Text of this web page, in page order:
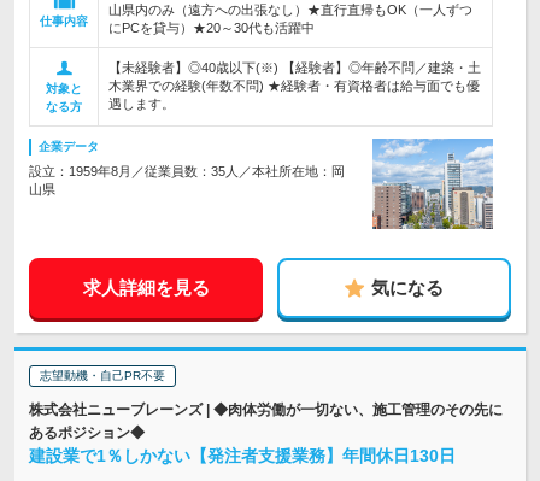
仕事内容
山県内のみ（遠方への出張なし）★直行直帰もOK（一人ずつ
にPCを貸与）★20～30代も活躍中
対象と
なる方
【未経験者】◎40歳以下(※) 【経験者】◎年齢不問／建築・土
木業界での経験(年数不問) ★経験者・有資格者は給与面でも優
遇します。
企業データ
設立：1959年8月／従業員数：35人／本社所在地：岡
山県
求人詳細を見る 気になる
志望動機・自己PR不要
株式会社ニューブレーンズ | ◆肉体労働が一切ない、施工管理のその先に
あるポジション◆
建設業で1％しかない【発注者支援業務】年間休日130日